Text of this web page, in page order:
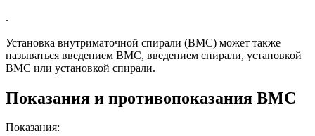
.
Установка внутриматочной спирали (ВМС) может также
называться введением ВМС, введением спирали, установкой
ВМС или установкой спирали.
Показания и противопоказания ВМС
Показания: